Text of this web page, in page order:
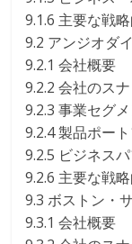
9.1.6 主要な戦
9.2 アンジオダ
9.2.1 会社概要
9.2.2 会社のス
9.2.3 事業セグメ
9.2.4 製品ポー
9.2.5 ビジネス
9.2.6 主要な戦
9.3 ボストン・
9.3.1 会社概要